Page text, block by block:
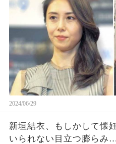
2024/06/29
新垣結衣、もしかして懐
いられない目立つ膨らみ